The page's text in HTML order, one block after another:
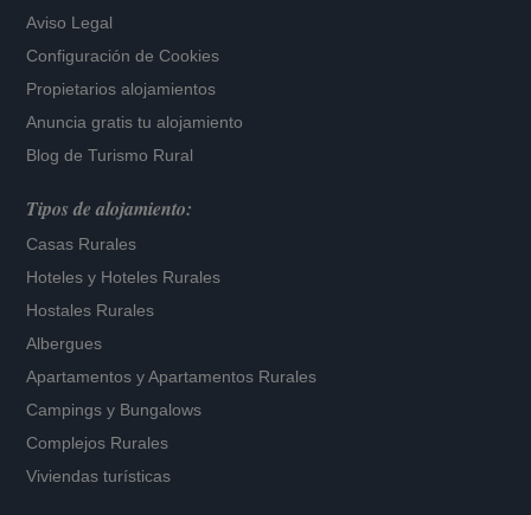
Aviso Legal
Configuración de Cookies
Propietarios alojamientos
Anuncia gratis tu alojamiento
Blog de Turismo Rural
Tipos de alojamiento:
Casas Rurales
Hoteles y Hoteles Rurales
Hostales Rurales
Albergues
Apartamentos yApartamentos Rurales
Campings y Bungalows
Complejos Rurales
Viviendas turísticas